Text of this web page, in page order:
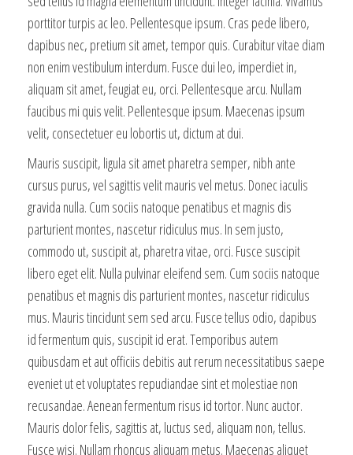
porttitor turpis ac leo. Pellentesque ipsum. Cras pede libero,
dapibus nec, pretium sit amet, tempor quis. Curabitur vitae diam
non enim vestibulum interdum. Fusce dui leo, imperdiet in,
aliquam sit amet, feugiat eu, orci. Pellentesque arcu. Nullam
faucibus mi quis velit. Pellentesque ipsum. Maecenas ipsum
velit, consectetuer eu lobortis ut, dictum at dui.
Mauris suscipit, ligula sit amet pharetra semper, nibh ante
cursus purus, vel sagittis velit mauris vel metus. Donec iaculis
gravida nulla. Cum sociis natoque penatibus et magnis dis
parturient montes, nascetur ridiculus mus. In sem justo,
commodo ut, suscipit at, pharetra vitae, orci. Fusce suscipit
libero eget elit. Nulla pulvinar eleifend sem. Cum sociis natoque
penatibus et magnis dis parturient montes, nascetur ridiculus
mus. Mauris tincidunt sem sed arcu. Fusce tellus odio, dapibus
id fermentum quis, suscipit id erat. Temporibus autem
quibusdam et aut officiis debitis aut rerum necessitatibus saepe
eveniet ut et voluptates repudiandae sint et molestiae non
recusandae. Aenean fermentum risus id tortor. Nunc auctor.
Mauris dolor felis, sagittis at, luctus sed, aliquam non, tellus.
Fusce wisi. Nullam rhoncus aliquam metus. Maecenas aliquet